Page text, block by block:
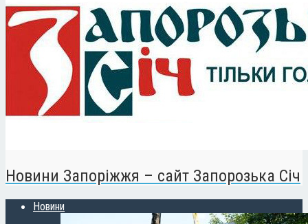
Новини Запоріжжя – сайт Запорозька Січ
Новини